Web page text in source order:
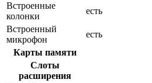
Встроенные
колонки
есть
Встроенный
микрофон
есть
Карты памяти
Слоты
расширения